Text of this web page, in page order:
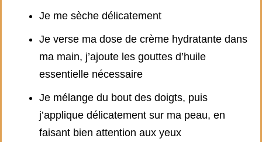
Je me sèche délicatement
Je verse ma dose de crème hydratante dans
ma main, j’ajoute les gouttes d’huile
essentielle nécessaire
Je mélange du bout des doigts, puis
j’applique délicatement sur ma peau, en
faisant bien attention aux yeux